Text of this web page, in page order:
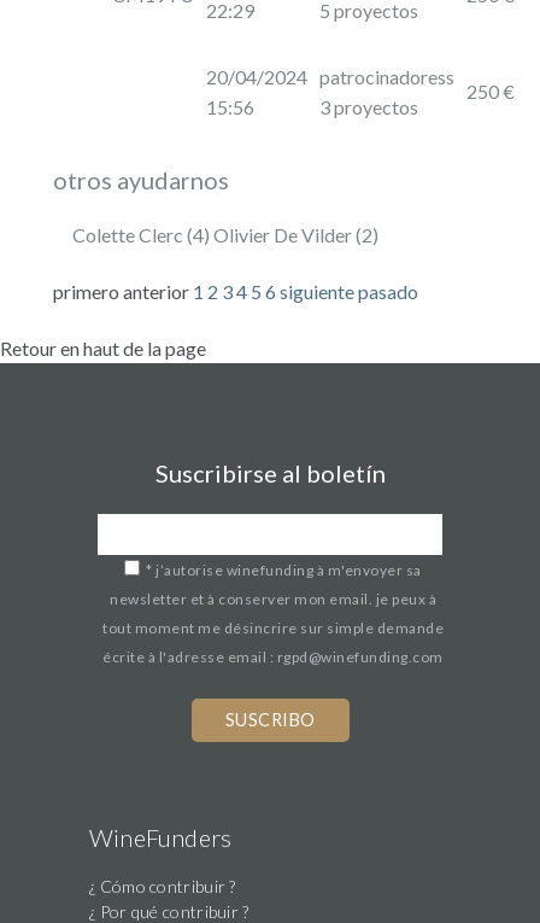
22:29 5 proyectos
20/04/2024
15:56
patrocinadoress
3 proyectos
250 €
otros ayudarnos
Colette Clerc (4) Olivier De Vilder (2)
primero anterior 1 2 34 5 6 siguientepasado
Retour en haut de la page
Suscribirse al boletín
* j’autorise winefunding à m'envoyer sa
newsletter et à conserver mon email. je peux à
tout moment me désincrire sur simple demande
écrite à l'adresse email : rgpd@winefunding.com
WineFunders
¿ Cómo contribuir ?
¿ Por qué contribuir ?